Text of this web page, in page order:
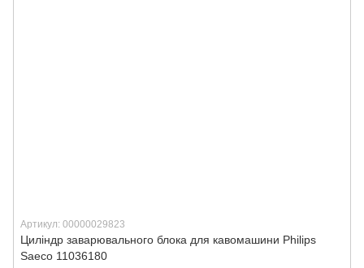
Артикул: 00000029823
Циліндр заварювального блока для кавомашини Philips
Saeco 11036180